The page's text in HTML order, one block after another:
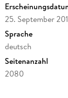
Das Erbe der
drei Monate als
25. September
Sprache
deutsch
Seitenanzahl
2080